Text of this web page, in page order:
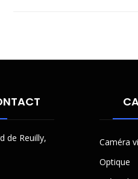
de Reuilly,
Caméra
Optique